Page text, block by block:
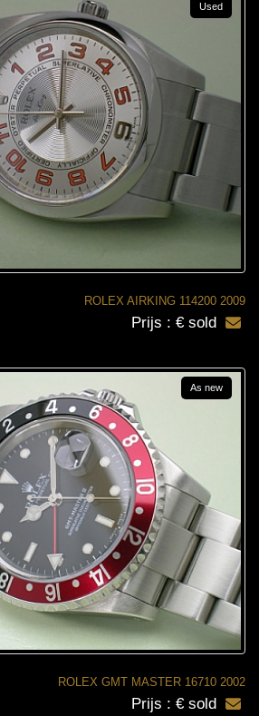
ROLEX AIRKING 114200 2009
Used
Prijs : € sold
ROLEX GMT MASTER 16710 2002
As new
Prijs : € sold